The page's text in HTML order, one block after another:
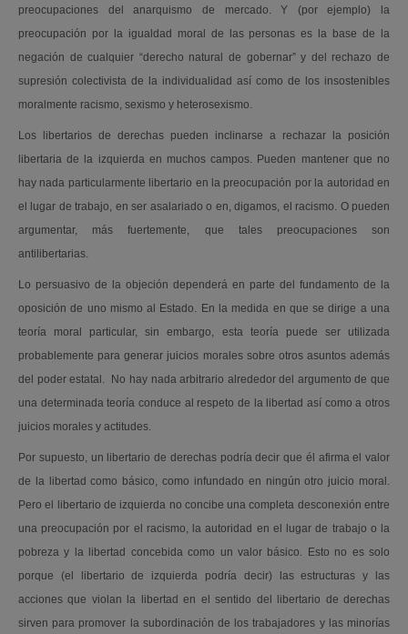
preocupaciones del anarquismo de mercado. Y (por ejemplo) la
preocupación por la igualdad moral de las personas es la base de la
negación de cualquier “derecho natural de gobernar” y del rechazo de
supresión colectivista de la individualidad así como de los insostenibles
moralmente racismo, sexismo y heterosexismo.
Los libertarios de derechas pueden inclinarse a rechazar la posición
libertaria de la izquierda en muchos campos. Pueden mantener que no
hay nada particularmente libertario en la preocupación por la autoridad en
el lugar de trabajo, en ser asalariado o en, digamos, el racismo. O pueden
argumentar, más fuertemente, que tales preocupaciones son
antilibertarias.
Lo persuasivo de la objeción dependerá en parte del fundamento de la
oposición de uno mismo al Estado. En la medida en que se dirige a una
teoría moral particular, sin embargo, esta teoría puede ser utilizada
probablemente para generar juicios morales sobre otros asuntos además
del poder estatal. No hay nada arbitrario alrededor del argumento de que
una determinada teoría conduce al respeto de la libertad así como a otros
juicios morales y actitudes.
Por supuesto, un libertario de derechas podría decir que él afirma el valor
de la libertad como básico, como infundado en ningún otro juicio moral.
Pero el libertario de izquierda no concibe una completa desconexión entre
una preocupación por el racismo, la autoridad en el lugar de trabajo o la
pobreza y la libertad concebida como un valor básico. Esto no es solo
porque (el libertario de izquierda podría decir) las estructuras y las
acciones que violan la libertad en el sentido del libertario de derechas
sirven para promover la subordinación de los trabajadores y las minorías